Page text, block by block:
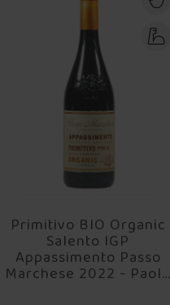
Primitivo BIO Organic
Salento IGP
Appassimento Passo
Marchese 2022 - Paolo